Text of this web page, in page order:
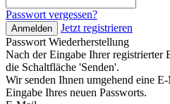
Passwort vergessen?
Anmelden
Jetzt registrieren
Passwort Wiederherstellung
Nach der Eingabe Ihrer registrierter
die Schaltfläche 'Senden'.
Wir senden Ihnen umgehend eine
Eingabe Ihres neuen Passworts.